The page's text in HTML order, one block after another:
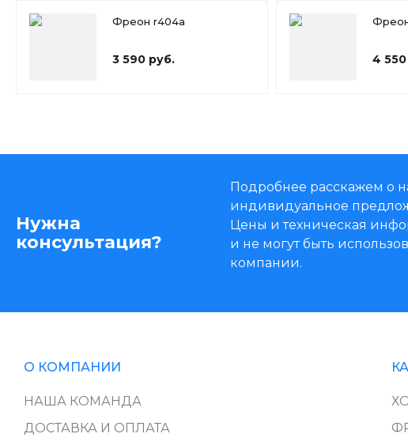
Фреон r404a
3 590 руб. 4
Нужна
консультация?
Подробнее расскажем о
индивидуальное
Цены и техническая
и не могут быть
компании.
О КОМПАНИИ
НАША КОМАНДА
ДОСТАВКА И ОПЛАТА